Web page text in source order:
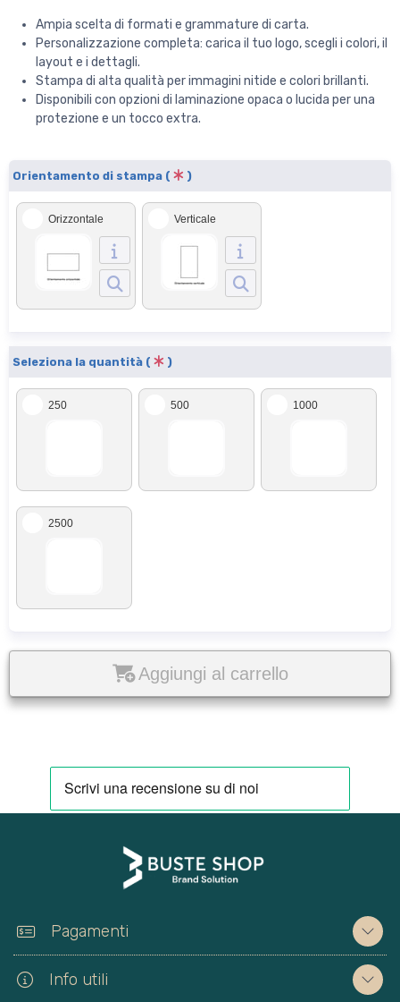
Ampia scelta di formati e grammature di carta.
Personalizzazione completa: carica il tuo logo, scegli i colori, il
layout e i dettagli.
Stampa di alta qualità per immagini nitide e colori brillanti.
Disponibili con opzioni di laminazione opaca o lucida per una
protezione e un tocco extra.
Orientamento di stampa ( )
Orizzontale Verticale
Seleziona la quantità ( )
250 500 1000
2500
Aggiungi al carrello
Pagamenti
Info utili